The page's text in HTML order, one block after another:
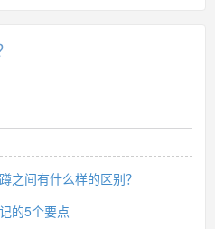
之间有什么样的区别？
的5个要点